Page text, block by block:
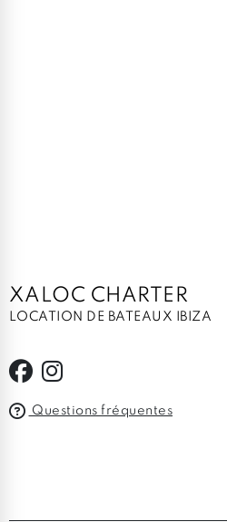
XALOC CHARTER
LOCATION DE BATEAUX IBIZA
Questions fréquentes